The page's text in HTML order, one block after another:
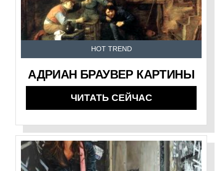
HOT TREND
АДРИАН БРАУВЕР КАРТИНЫ
ЧИТАТЬ СЕЙЧАС